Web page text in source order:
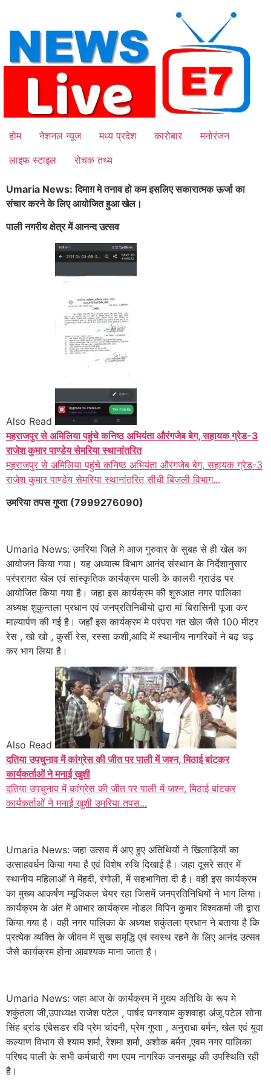
content
होम नेशनल न्यूज मध्य प्रदेश कारोबार
मनोरंजन
लाइफ स्टाइल
रोचक तथ्य
Umaria News: दिमाग़ मे तनाव हो कम इसलिए सकारात्मक ऊर्जा का
संचार करने के लिए आयोजित हुआ खेल।
पाली नगरीय क्षेत्र में आनन्द उत्सव
Also Read
महराजपुर से अमिलिया पहुंचे कनिष्ठ अभियंता औरंगजेब बेग, सहायक ग्रेड-3
राजेश कुमार पाण्डेय सेमरिया स्थानांतरित
महराजपुर से अमिलिया पहुंचे कनिष्ठ अभियंता औरंगजेब बेग, सहायक ग्रेड-3
राजेश कुमार पाण्डेय सेमरिया स्थानांतरित सीधी बिजली विभाग...
उमरिया तपस गुप्ता (7999276090)
Umaria News: उमरिया जिले मे आज गुरुवार के सुबह से ही खेल का
आयोजन किया गया। यह अध्यात्म विभाग आनंद संस्थान के निर्देशानुसार
परंपरागत खेल एवं सांस्कृतिक कार्यक्रम पाली के कालरी ग्राउंड पर
आयोजित किया गया है। जहा इस कार्यक्रम की शुरुआत नगर पालिका
अध्यक्ष शुकुन्तला प्रधान एवं जनप्रतिनिधीयो द्वारा मां बिरासिनी पूजा कर
माल्यार्पण की गई है। जहाँ इस कार्यक्रम मे परंपरा गत खेल जैसे 100 मीटर
रेस , खो खो , कुर्सी रेस, रस्सा कशी,आदि में स्थानीय नागरिकों ने बढ़ चढ़
कर भाग लिया है।
Also Read
दतिया उपचुनाव में कांग्रेस की जीत पर पाली में जश्न, मिठाई बांटकर
कार्यकर्ताओं ने मनाई खुशी
दतिया उपचुनाव में कांग्रेस की जीत पर पाली में जश्न, मिठाई बांटकर
कार्यकर्ताओं ने मनाई खुशी उमरिया तपस...
Umaria News: जहा उत्सव में आए हुए अतिथियों ने खिलाड़ियों का
उत्साहवर्धन किया गया है एवं विशेष रुचि दिखाई है। जहा दूसरे सत्र में
स्थानीय महिलाओं ने मेंहदी, रंगोली, में सहभागिता दी है। वही इस कार्यक्रम
का मुख्य आकर्षण म्यूजिकल चेयर रहा जिसमें जनप्रतिनिधियों ने भाग लिया।
कार्यक्रम के अंत में आभार कार्यक्रम नोडल विपिन कुमार विश्वकर्मा जी द्वारा
किया गया है। वही नगर पालिका के अध्यक्ष शकुंतला प्रधान ने बताया है कि
प्रत्येक व्यक्ति के जीवन में सुख समृद्धि एवं स्वस्थ रहने के लिए आनंद उत्सव
जैसे कार्यक्रम होना आवश्यक माना जाता है।
Umaria News: जहा आज के कार्यक्रम में मुख्य अतिथि के रूप मे
शकुंतला जी,उपाध्यक्ष राजेश पटेल , पार्षद घनश्याम कुशवाहा अंजू पटेल सोना
सिंह ब्रांड एंबेसडर रवि प्रेम चांदनी, प्रेम गुप्ता , अनुराधा बर्मन, खेल एवं युवा
कल्याण विभाग से श्याम शर्मा, रेशमा शर्मा, अशोक बर्मन ,एवम नगर पालिका
परिषद पाली के सभी कर्मचारी गण एवम नागरिक जनसमूह की उपस्थिति रही
है।